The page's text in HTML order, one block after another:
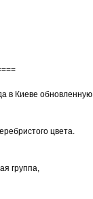
в Киеве обновленную
цвета.
группа,